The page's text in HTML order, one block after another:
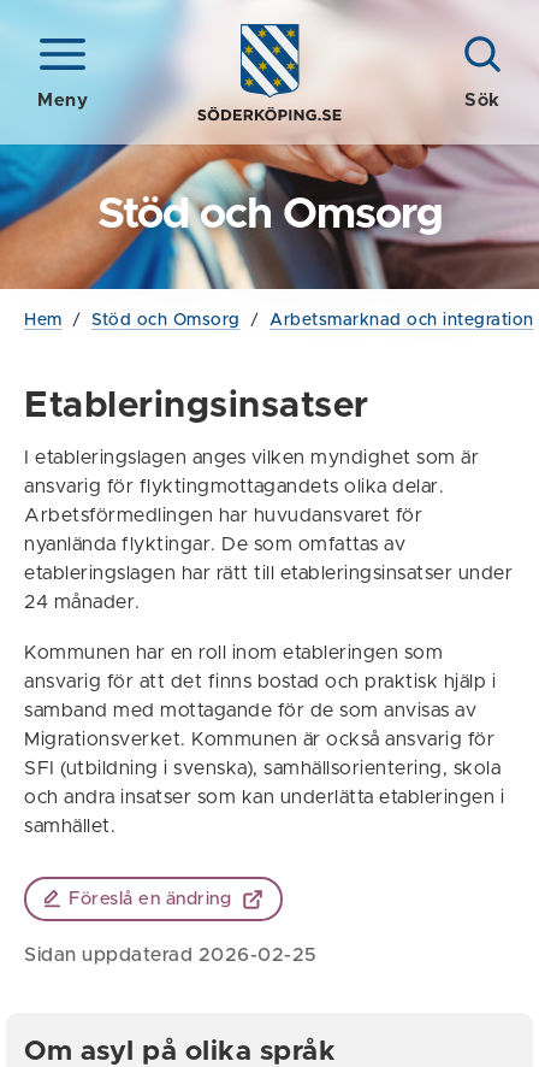
Meny Sök
Stöd och Omsorg
Hem / Stöd och Omsorg / Arbetsmarknad och integration
Etableringsinsatser
I etableringslagen anges vilken myndighet som är
ansvarig för flyktingmottagandets olika delar.
Arbetsförmedlingen har huvudansvaret för
nyanlända flyktingar. De som omfattas av
etableringslagen har rätt till etableringsinsatser under
24 månader.
Kommunen har en roll inom etableringen som
ansvarig för att det finns bostad och praktisk hjälp i
samband med mottagande för de som anvisas av
Migrationsverket. Kommunen är också ansvarig för
SFI (utbildning i svenska), samhällsorientering, skola
och andra insatser som kan underlätta etableringen i
samhället.
Föreslå en ändring
Sidan uppdaterad 2026-02-25
Om asyl på olika språk